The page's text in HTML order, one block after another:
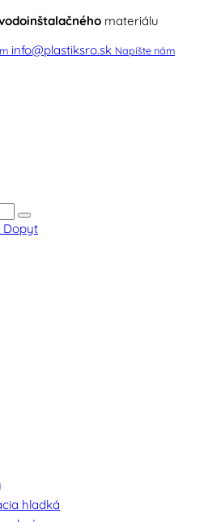
materiálu
info@plastiksro.sk Napíšte nám
Dopyt
hladká